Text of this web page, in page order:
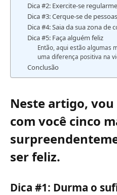
Dica #2: Exercite-se
Dica #3: Cerque-se de
Dica #4: Saia da sua zona
Dica #5: Faça alguém feliz
Então, aqui estão algumas
uma diferença positiva na
Conclusão
Neste artigo,
com você cinco
ser feliz.
Dica #1: Durma o